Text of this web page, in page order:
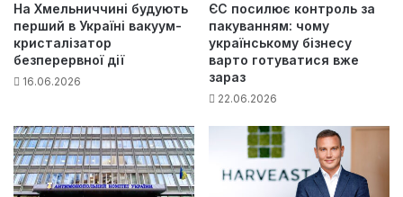
На Хмельниччині будують
перший в Україні вакуум-
кристалізатор
безперервної дії
16.06.2026
ЄС посилює контроль за
пакуванням: чому
українському бізнесу
варто готуватися вже
зараз
22.06.2026